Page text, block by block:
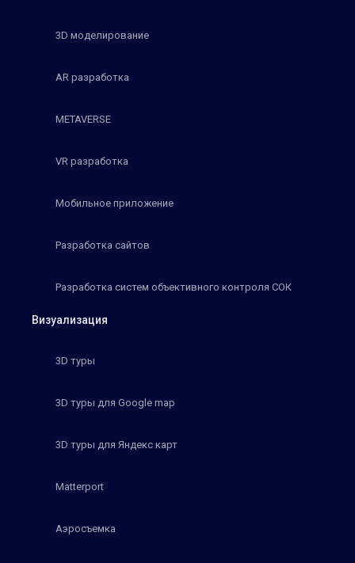
3D моделирование
AR разработка
METAVERSE
VR разработка
Мобильное приложение
Разработка сайтов
Разработка систем объективного контроля СОК
Визуализация
3D туры
3D туры для Google map
3D туры для Яндекс карт
Matterport
Аэросъемка